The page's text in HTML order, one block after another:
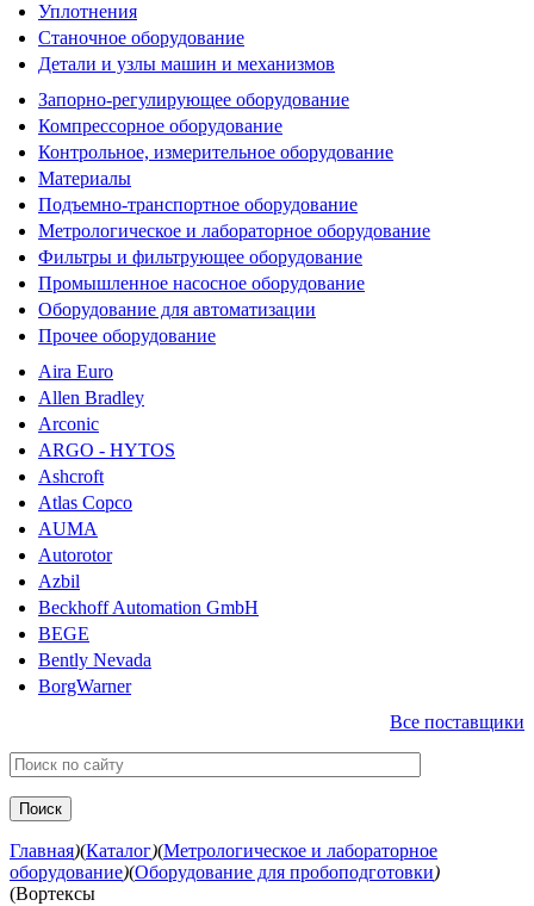
Уплотнения
Станочное оборудование
Детали и узлы машин и механизмов
Запорно-регулирующее оборудование
Компрессорное оборудование
Контрольное, измерительное оборудование
Материалы
Подъемно-транспортное оборудование
Метрологическое и лабораторное оборудование
Фильтры и фильтрующее оборудование
Промышленное насосное оборудование
Оборудование для автоматизации
Прочее оборудование
Aira Euro
Allen Bradley
Arconic
ARGO - HYTOS
Ashcroft
Atlas Copco
AUMA
Autorotor
Azbil
Beckhoff Automation GmbH
BEGE
Bently Nevada
BorgWarner
Все поставщики
Главная)(Каталог)(Метрологическое и лабораторное
оборудование)(Оборудование для пробоподготовки)
(Вортексы